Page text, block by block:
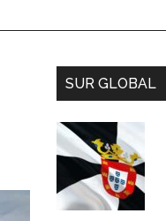
SUR GLOBAL